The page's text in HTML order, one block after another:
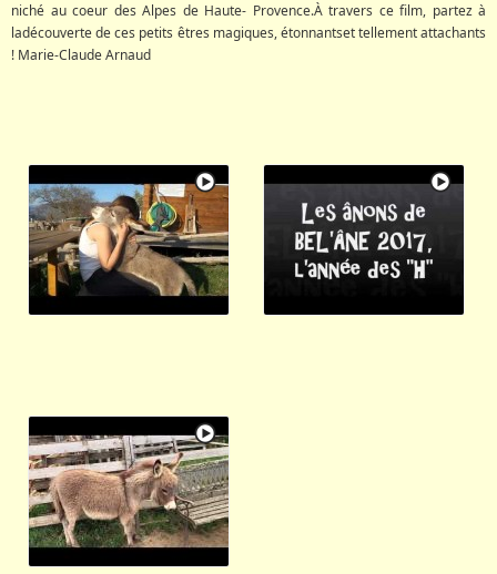
niché au coeur des Alpes de Haute- Provence.À travers ce film, partez à
ladécouverte de ces petits êtres magiques, étonnantset tellement attachants
! Marie-Claude Arnaud